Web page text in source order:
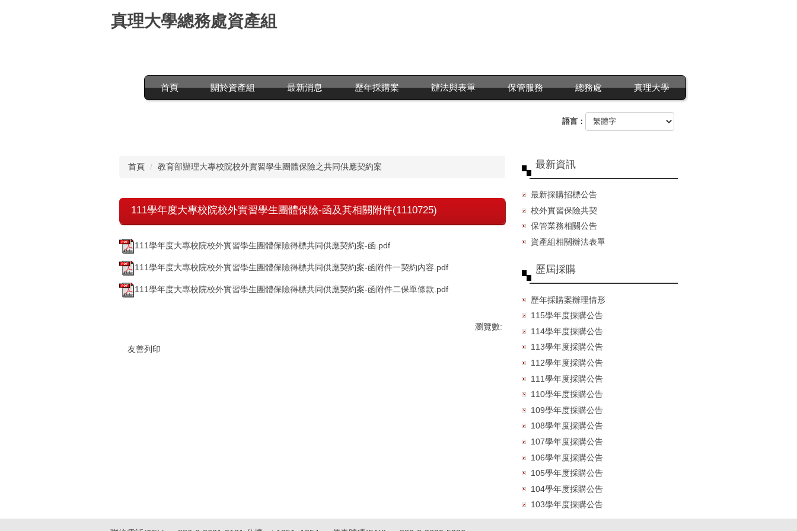
真理大學總務處資產組
首頁 關於資產組 最新消息 歷年採購案 辦法與表單 保管服務 總務處 真理大學
語言：
首頁 教育部辦理大專校院校外實習學生團體保險之共同供應契約案
111學年度大專校院校外實習學生團體保險-函及其相關附件(1110725)
111學年度大專校院校外實習學生團體保險得標共同供應契約案-函.pdf
111學年度大專校院校外實習學生團體保險得標共同供應契約案-函附件一契約內容.pdf
111學年度大專校院校外實習學生團體保險得標共同供應契約案-函附件二保單條款.pdf
瀏覽數:
友善列印
最新資訊
最新採購招標公告
校外實習保險共契
保管業務相關公告
資產組相關辦法表單
歷屆採購
歷年採購案辦理情形
115學年度採購公告
114學年度採購公告
113學年度採購公告
112學年度採購公告
111學年度採購公告
110學年度採購公告
109學年度採購公告
108學年度採購公告
107學年度採購公告
106學年度採購公告
105學年度採購公告
104學年度採購公告
103學年度採購公告